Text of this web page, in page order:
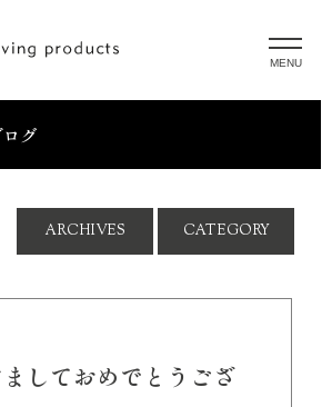
MENU
ログ
ARCHIVES CATEGORY
しておめでとうござ